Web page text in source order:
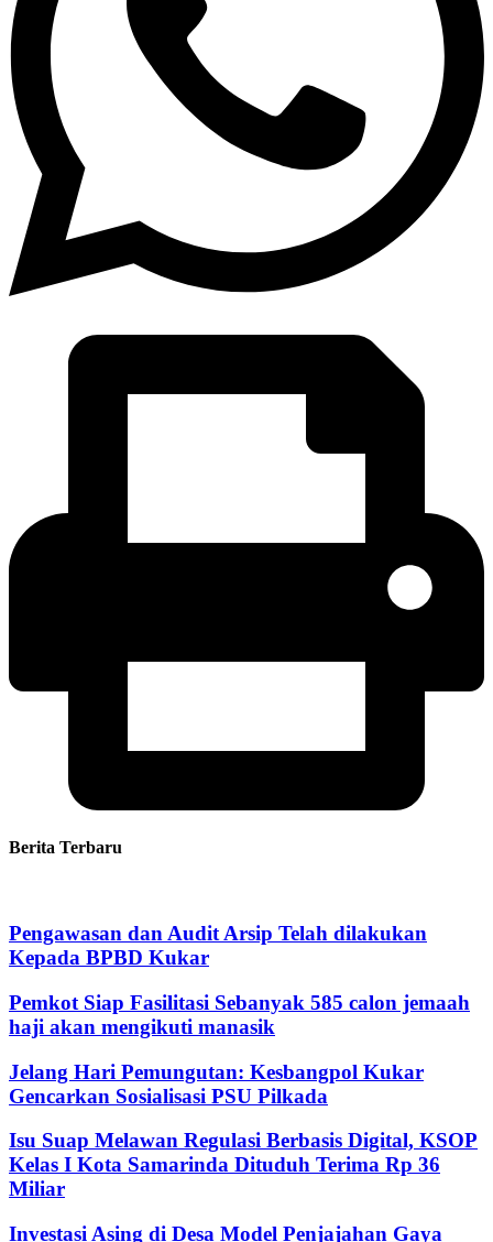
Berita Terbaru
Pengawasan dan Audit Arsip Telah dilakukan
Kepada BPBD Kukar
Pemkot Siap Fasilitasi Sebanyak 585 calon jemaah
haji akan mengikuti manasik
Jelang Hari Pemungutan: Kesbangpol Kukar
Gencarkan Sosialisasi PSU Pilkada
Isu Suap Melawan Regulasi Berbasis Digital, KSOP
Kelas I Kota Samarinda Dituduh Terima Rp 36
Miliar
Investasi Asing di Desa Model Penjajahan Gaya